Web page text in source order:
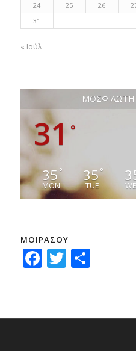
24
25 26
31
« Ιούλ
ΜΟΣΦΙΛΩΤΗ
31 °
35°
MON
35°
TUE
ΜΟΙΡΑΣΟΥ
Facebook
Twitter